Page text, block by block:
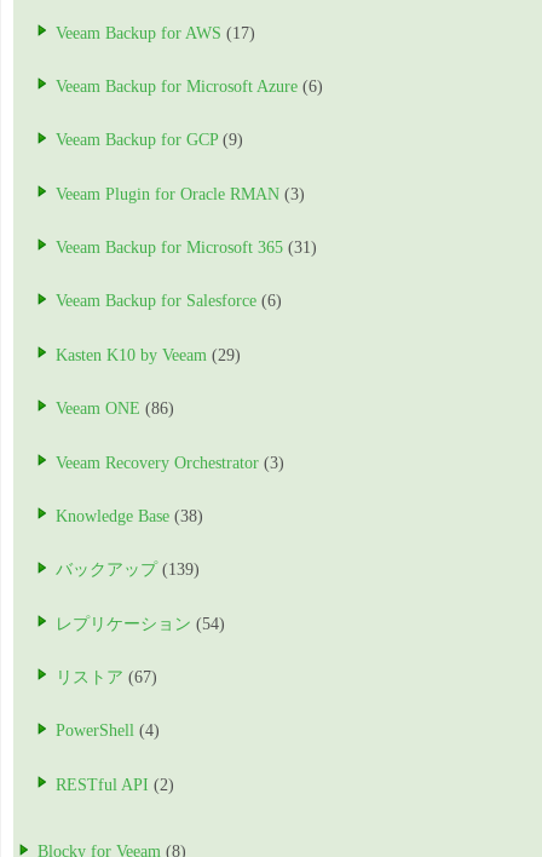
Veeam Backup for AWS (17)
Veeam Backup for Microsoft Azure (6)
Veeam Backup for GCP(9)
Veeam Plugin for Oracle RMAN (3)
Veeam Backup for Microsoft 365 (31)
Veeam Backup for Salesforce (6)
Kasten K10 by Veeam (29)
Veeam ONE (86)
Veeam Recovery Orchestrator (3)
Knowledge Base (38)
バックアップ (139)
レプリケーション (54)
リストア (67)
PowerShell (4)
RESTful API (2)
Blocky for Veeam (8)